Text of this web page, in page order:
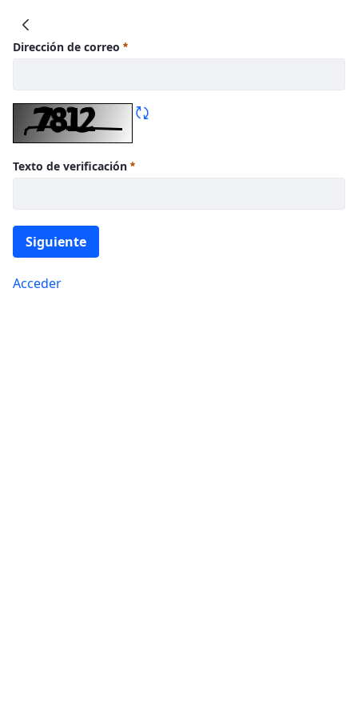
Dirección de correo
Texto de verificación
Siguiente
Acceder